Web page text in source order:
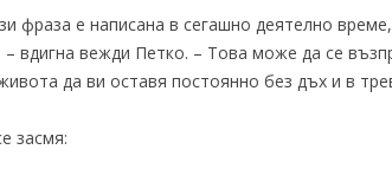
фраза е написана в сегашно деятелно
– вдигна вежди Петко. – Това може да се
да ви оставя постоянно без дъх и в
засмя: